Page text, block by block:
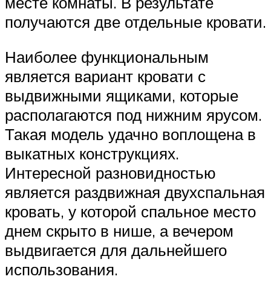
получаются две отдельные кровати.
Наиболее функциональным
является вариант кровати с
выдвижными ящиками, которые
располагаются под нижним ярусом.
Такая модель удачно воплощена в
выкатных конструкциях.
Интересной разновидностью
является раздвижная двухспальная
кровать, у которой спальное место
днем скрыто в нише, а вечером
выдвигается для дальнейшего
использования.